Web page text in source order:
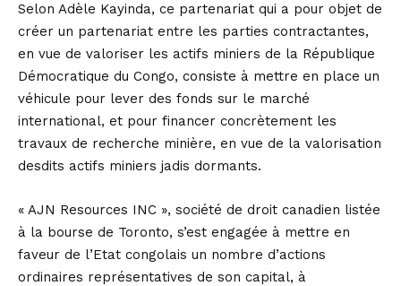
Selon Adèle Kayinda, ce partenariat qui a pour objet de
créer un partenariat entre les parties contractantes,
en vue de valoriser les actifs miniers de la République
Démocratique du Congo, consiste à mettre en place un
véhicule pour lever des fonds sur le marché
international, et pour financer concrètement les
travaux de recherche minière, en vue de la valorisation
desdits actifs miniers jadis dormants.
« AJN Resources INC », société de droit canadien listée
à la bourse de Toronto, s’est engagée à mettre en
faveur de l’Etat congolais un nombre d’actions
ordinaires représentatives de son capital, à